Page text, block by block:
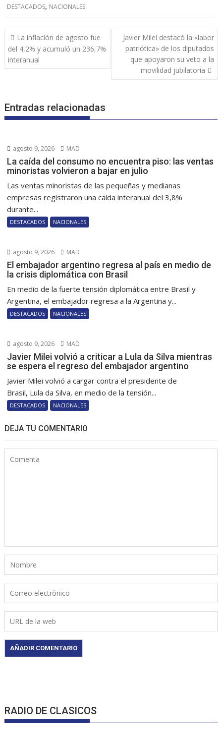
DESTACADOS, NACIONALES
Navegación
de
entradas
La inflación de agosto fue
del 4,2% y acumuló un 236,7%
interanual
Javier Milei destacó la «labor
patriótica» de los diputados
que apoyaron su veto a la
movilidad jubilatoria
Entradas relacionadas
agosto 9, 2026 MAD
La caída del consumo no encuentra piso: las ventas
minoristas volvieron a bajar en julio
Las ventas minoristas de las pequeñas y medianas
empresas registraron una caída interanual del 3,8%
durante...
DESTACADOS NACIONALES
agosto 9, 2026 MAD
El embajador argentino regresa al país en medio de
la crisis diplomática con Brasil
En medio de la fuerte tensión diplomática entre Brasil y
Argentina, el embajador regresa a la Argentina y...
DESTACADOS NACIONALES
agosto 9, 2026 MAD
Javier Milei volvió a criticar a Lula da Silva mientras
se espera el regreso del embajador argentino
Javier Milei volvió a cargar contra el presidente de
Brasil, Lula da Silva, en medio de la tensión...
DESTACADOS NACIONALES
DEJA TU COMENTARIO
RADIO DE CLASICOS